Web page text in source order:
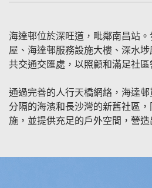
海達邨位於深旺道，毗鄰南昌站
屋、海達邨服務設施大樓、深水
共交通交匯處，以照顧和滿足社區
通過完善的人行天橋網絡，海達
分隔的海濱和長沙灣的新舊社區
施，並提供充足的戶外空間，營